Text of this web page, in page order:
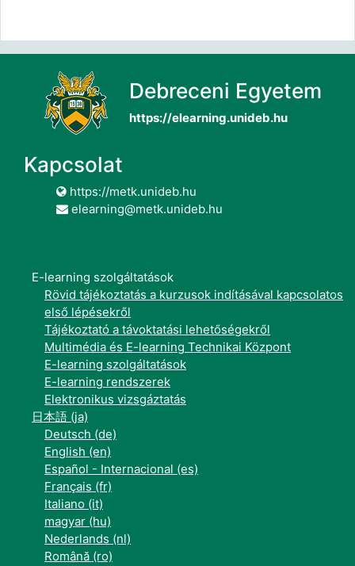
Debreceni Egyetem
https://elearning.unideb.hu
Kapcsolat
https://metk.unideb.hu
elearning@metk.unideb.hu
E-learning szolgáltatások
Rövid tájékoztatás a kurzusok indításával kapcsolatos
első lépésekről
Tájékoztató a távoktatási lehetőségekről
Multimédia és E-learning Technikai Központ
E-learning szolgáltatások
E-learning rendszerek
Elektronikus vizsgáztatás
日本語 ‎(ja)‎
Deutsch ‎(de)‎
English ‎(en)‎
Español - Internacional ‎(es)‎
Français ‎(fr)‎
Italiano ‎(it)‎
magyar ‎(hu)‎
Nederlands ‎(nl)‎
Română ‎(ro)‎